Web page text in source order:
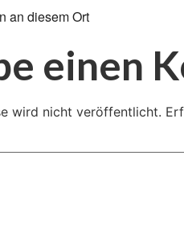
an diesem Ort
einen
wird nicht veröffentlicht.